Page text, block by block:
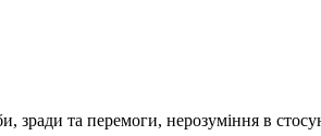
та перемоги, нерозуміння в